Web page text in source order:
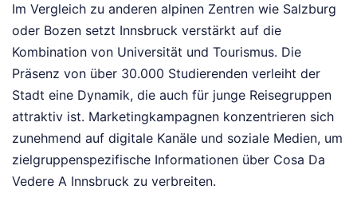
Im Vergleich zu anderen alpinen Zentren wie Salzburg
oder Bozen setzt Innsbruck verstärkt auf die
Kombination von Universität und Tourismus. Die
Präsenz von über 30.000 Studierenden verleiht der
Stadt eine Dynamik, die auch für junge Reisegruppen
attraktiv ist. Marketingkampagnen konzentrieren sich
zunehmend auf digitale Kanäle und soziale Medien, um
zielgruppenspezifische Informationen über Cosa Da
Vedere A Innsbruck zu verbreiten.